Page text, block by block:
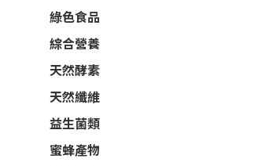
綠色食品
綜合營養
天然酵素
天然纖維
益生菌類
蜜蜂產物